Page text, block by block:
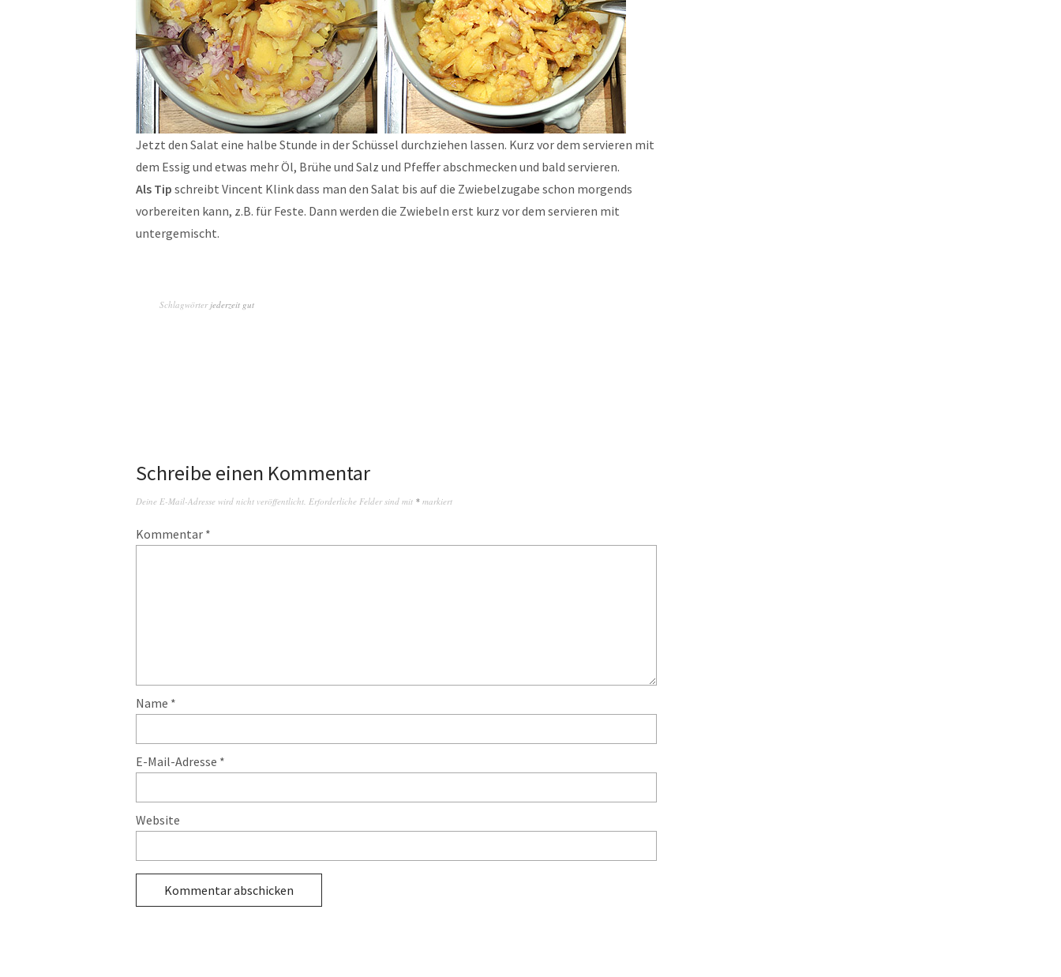
Jetzt den Salat eine halbe Stunde in der Schüssel durchziehen lassen. Kurz vor dem servieren mit
dem Essig und etwas mehr Öl, Brühe und Salz und Pfeffer abschmecken und bald servieren.
Als Tip schreibt Vincent Klink dass man den Salat bis auf die Zwiebelzugabe schon morgends
vorbereiten kann, z.B. für Feste. Dann werden die Zwiebeln erst kurz vor dem servieren mit
untergemischt.
Schlagwörter jederzeit gut
Schreibe einen Kommentar
Deine E-Mail-Adresse wird nicht veröffentlicht. Erforderliche Felder sind mit * markiert
Kommentar *
Name *
E-Mail-Adresse *
Website